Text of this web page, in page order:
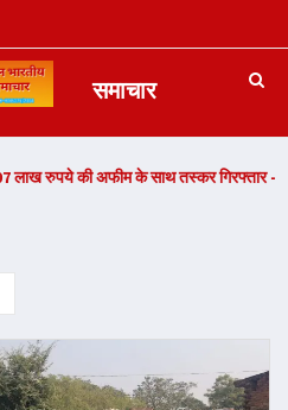
समाचार
साथ तस्कर गिरफ्तार -Read Now